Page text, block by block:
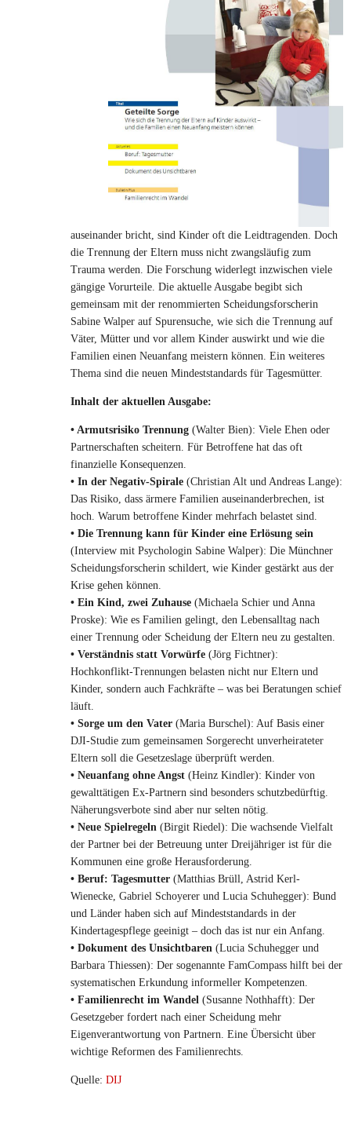
auseinander bricht, sind Kinder oft die Leidtragenden. Doch
die Trennung der Eltern muss nicht zwangsläufig zum
Trauma werden. Die Forschung widerlegt inzwischen viele
gängige Vorurteile. Die aktuelle Ausgabe begibt sich
gemeinsam mit der renommierten Scheidungsforscherin
Sabine Walper auf Spurensuche, wie sich die Trennung auf
Väter, Mütter und vor allem Kinder auswirkt und wie die
Familien einen Neuanfang meistern können. Ein weiteres
Thema sind die neuen Mindeststandards für Tagesmütter.
Inhalt der aktuellen Ausgabe:
• Armutsrisiko Trennung (Walter Bien): Viele Ehen oder
Partnerschaften scheitern. Für Betroffene hat das oft
finanzielle Konsequenzen.
• In der Negativ-Spirale (Christian Alt und Andreas Lange):
Das Risiko, dass ärmere Familien auseinanderbrechen, ist
hoch. Warum betroffene Kinder mehrfach belastet sind.
• Die Trennung kann für Kinder eine Erlösung sein
(Interview mit Psychologin Sabine Walper): Die Münchner
Scheidungsforscherin schildert, wie Kinder gestärkt aus der
Krise gehen können.
• Ein Kind, zwei Zuhause (Michaela Schier und Anna
Proske): Wie es Familien gelingt, den Lebensalltag nach
einer Trennung oder Scheidung der Eltern neu zu gestalten.
• Verständnis statt Vorwürfe (Jörg Fichtner):
Hochkonflikt-Trennungen belasten nicht nur Eltern und
Kinder, sondern auch Fachkräfte – was bei Beratungen schief
läuft.
• Sorge um den Vater (Maria Burschel): Auf Basis einer
DJI-Studie zum gemeinsamen Sorgerecht unverheirateter
Eltern soll die Gesetzeslage überprüft werden.
• Neuanfang ohne Angst (Heinz Kindler): Kinder von
gewalttätigen Ex-Partnern sind besonders schutzbedürftig.
Näherungsverbote sind aber nur selten nötig.
• Neue Spielregeln (Birgit Riedel): Die wachsende Vielfalt
der Partner bei der Betreuung unter Dreijähriger ist für die
Kommunen eine große Herausforderung.
• Beruf: Tagesmutter (Matthias Brüll, Astrid Kerl-
Wienecke, Gabriel Schoyerer und Lucia Schuhegger): Bund
und Länder haben sich auf Mindeststandards in der
Kindertagespflege geeinigt – doch das ist nur ein Anfang.
• Dokument des Unsichtbaren (Lucia Schuhegger und
Barbara Thiessen): Der sogenannte FamCompass hilft bei der
systematischen Erkundung informeller Kompetenzen.
• Familienrecht im Wandel (Susanne Nothhafft): Der
Gesetzgeber fordert nach einer Scheidung mehr
Eigenverantwortung von Partnern. Eine Übersicht über
wichtige Reformen des Familienrechts.
Quelle: DIJ